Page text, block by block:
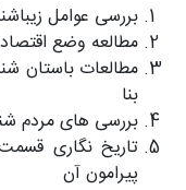
بررسی عوامل
مطالعه وضع
مطالعات باستان
بنا
بررسی های مردم
تاریخ نگاری
پیرامون آن